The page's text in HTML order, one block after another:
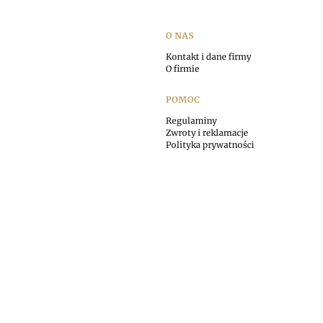
Linki w stopce
O NAS
Kontakt i dane firmy
O firmie
POMOC
Regulaminy
Zwroty i reklamacje
Polityka prywatności